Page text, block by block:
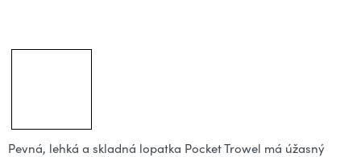
Pevná, lehká a skladná lopatka Pocket Trowel má úžasný